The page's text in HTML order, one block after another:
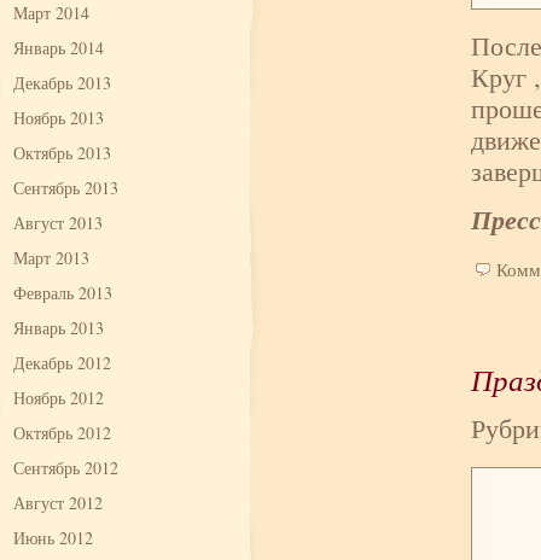
Март 2014
Январь 2014
Декабрь 2013
Ноябрь 2013
Октябрь 2013
Сентябрь 2013
Август 2013
Март 2013
Февраль 2013
Январь 2013
Декабрь 2012
Ноябрь 2012
Октябрь 2012
Сентябрь 2012
Август 2012
Июнь 2012
Круг